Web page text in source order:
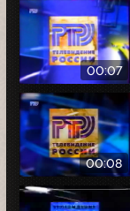
00:07
00:08